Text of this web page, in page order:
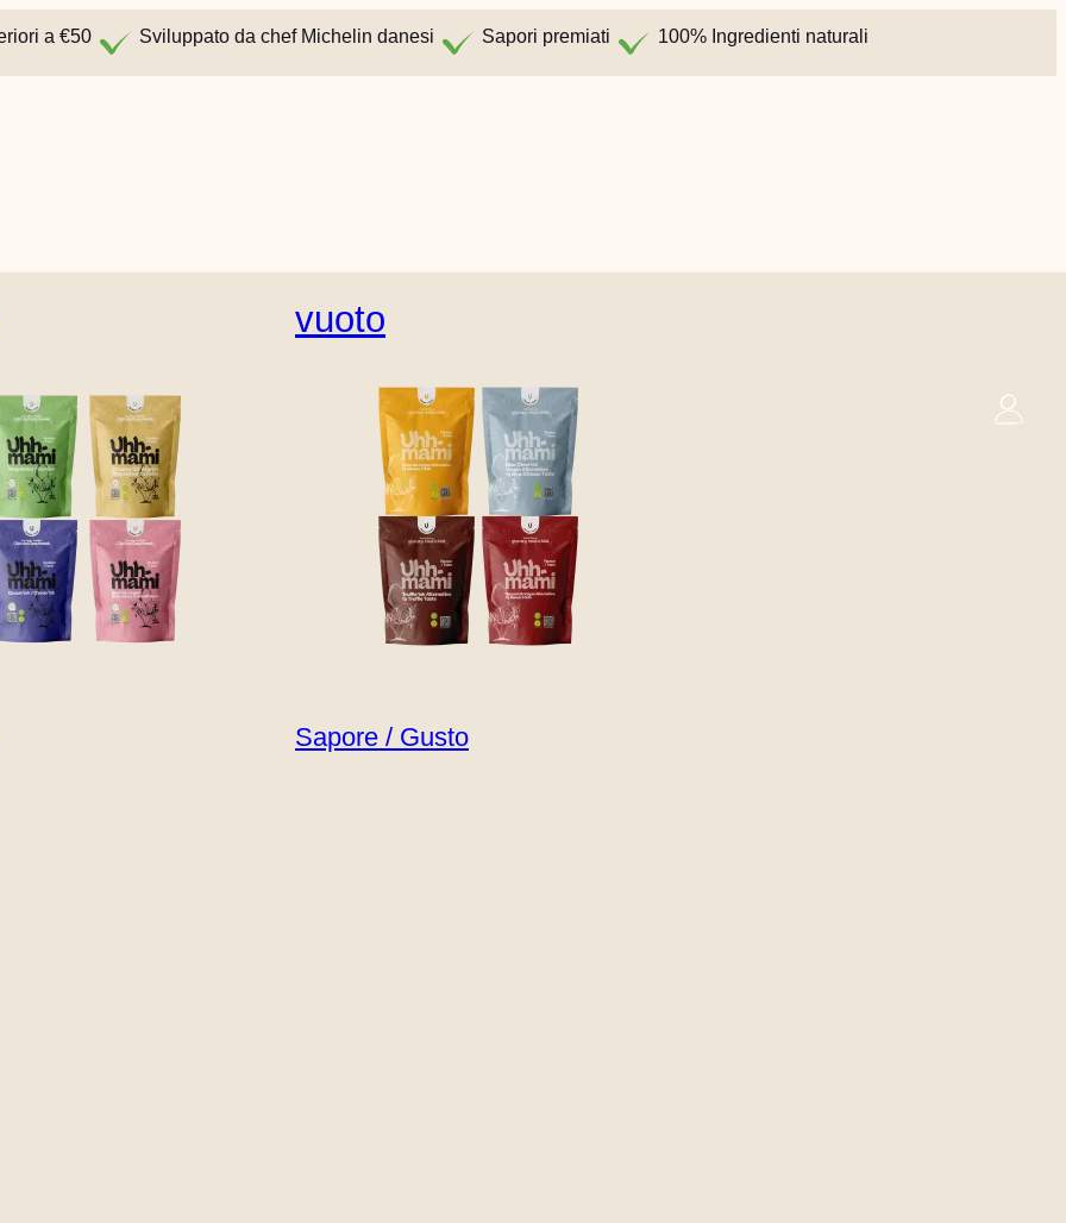
a €50 Sviluppato da chef Michelin danesi Sapori premiati 100% Ingredienti naturali
vuoto
Sapore / Gusto
Inglese (Stati Uniti) Tedesco Olandese Spagnolo
Finlandese
per una cucina saporita e
incontra la sostenibilità?
essere emozionante, vivace e pieno di sapore.
pasti deliziosi e nutrienti, ogni giorno.